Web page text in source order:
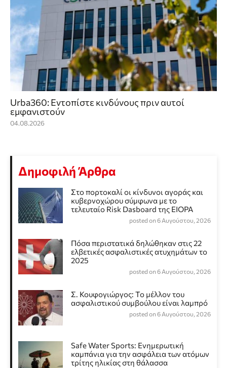
Urba360: Εντοπίστε κινδύνους πριν αυτοί
εμφανιστούν
04.08.2026
Δημοφιλή Άρθρα
Στο πορτοκαλί οι κίνδυνοι αγοράς και
κυβερνοχώρου σύμφωνα με το
τελευταίο Risk Dasboard της EIOPA
posted on 6 Αυγούστου, 2026
Πόσα περιστατικά δηλώθηκαν στις 22
ελβετικές ασφαλιστικές ατυχημάτων το
2025
posted on 6 Αυγούστου, 2026
Σ. Κουφογιώργος: To μέλλον του
ασφαλιστικού συμβούλου είναι λαμπρό
posted on 6 Αυγούστου, 2026
Safe Water Sports: Eνημερωτική
καμπάνια για την ασφάλεια των ατόμων
τρίτης ηλικίας στη θάλασσα